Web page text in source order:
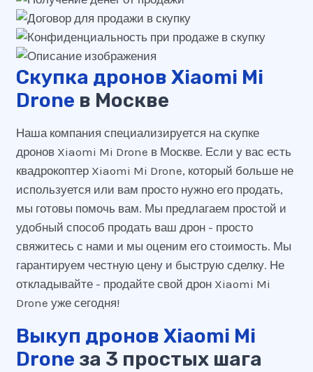
Скупка дронов Xiaomi Mi
Drone в Москве
Наша компания специализируется на скупке
дронов Xiaomi Mi Drone в Москве. Если у вас есть
квадрокоптер Xiaomi Mi Drone, который больше не
используется или вам просто нужно его продать,
мы готовы помочь вам. Мы предлагаем простой и
удобный способ продать ваш дрон - просто
свяжитесь с нами и мы оценим его стоимость. Мы
гарантируем честную цену и быструю сделку. Не
откладывайте - продайте свой дрон Xiaomi Mi
Drone уже сегодня!
Выкуп дронов Xiaomi Mi
Drone за 3 простых шага